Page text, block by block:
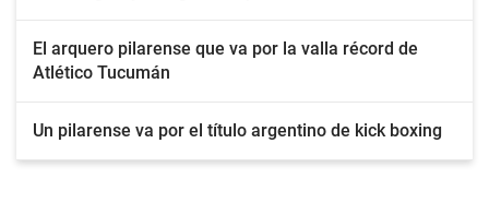
El arquero pilarense que va por la valla récord de
Atlético Tucumán
Un pilarense va por el título argentino de kick boxing